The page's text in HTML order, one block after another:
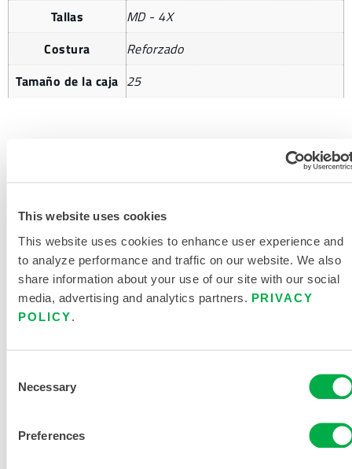
This website uses cookies
This website uses cookies to enhance user experience and
to analyze performance and traffic on our website. We also
share information about your use of our site with our social
media, advertising and analytics partners. PRIVACY
POLICY
Selection
Necessary
Preferences
Tallas
MD - 4X
Costura
Reforzado
Tamaño de la caja 25
QUÍMICA Y DESECHABLE